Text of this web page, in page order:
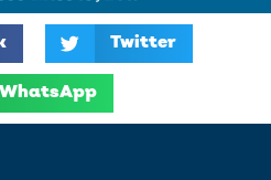
Twitter
WhatsApp